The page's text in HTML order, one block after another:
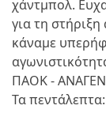
χάντμπολ.
για τη
κάναμε
ΠΑΟΚ -
Τα